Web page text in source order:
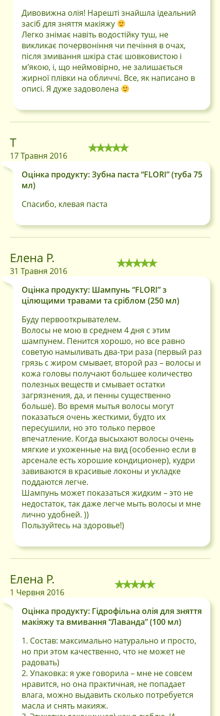
Дивовижна олія! Нарешті знайшла ідеальний
засіб для зняття макіяжу
Легко знімає навіть водостійку туш, не
викликає почервоніння чи печіння в очах,
після змивання шкіра стає шовковистою і
м’якою, і, що неймовірно, не залишається
жирної плівки на обличчі. Все, як написано в
описі. Я дуже задоволена
Т
17 Травня 2016
Оцінка продукту: Зубна паста “FLORI” (туба 75
мл)
Спасибо, клевая паста
Елена Р.
31 Травня 2016
Оцінка продукту: Шампунь “FLORI” з
цілющими травами та сріблом (250 мл)
Буду первооткрывателем.
Волосы не мою в среднем 4 дня с этим
шампунем. Пенится хорошо, но все равно
советую намыливать два-три раза (первый раз
грязь с жиром смывает, второй раз – волосы и
кожа головы получают большее количество
полезных веществ и смывает остатки
загрязнения, да, и пенны существенно
больше). Во время мытья волосы могут
показаться очень жесткими, будто их
пересушили, но это только первое
впечатление. Когда высыхают волосы очень
мягкие и ухоженные на вид (особенно если в
арсенале есть хорошие кондиционер), кудри
завиваются в красивые локоны и укладке
поддаются легче.
Шампунь может показаться жидким – это не
недостаток, так даже легче мыть волосы и мне
лично удобней. ))
Пользуйтесь на здоровье!)
Елена Р.
1 Червня 2016
Оцінка продукту: Гідрофільна олія для зняття
макіяжу та вмивання “Лаванда” (100 мл)
1. Состав: максимально натурально и просто,
но при этом качественно, что не может не
радовать)
2. Упаковка: я уже говорила – мне не совсем
нравится, но она практичная, не попадает
влага, можно выдавить сколько потребуется
масла и снять макияж.
Тільки покупці, які увійшли на сайт і вже
купили цей товар, можуть залишати
відгуки.